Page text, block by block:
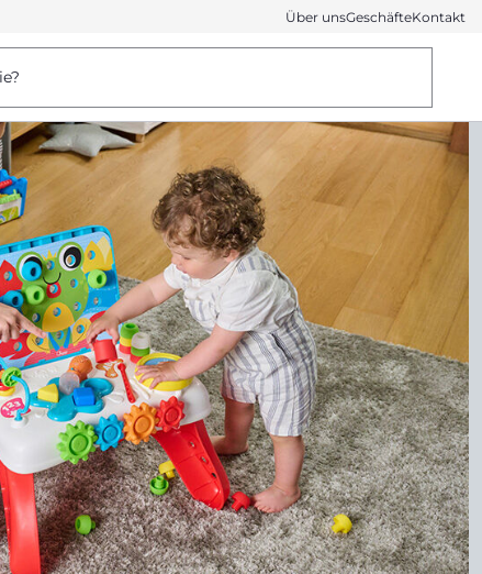
Über unsGeschäfteKontakt